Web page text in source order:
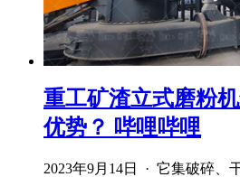
重工矿渣立式磨粉
优势？ 哔哩哔哩
2023年9月14日 · 它集破碎、